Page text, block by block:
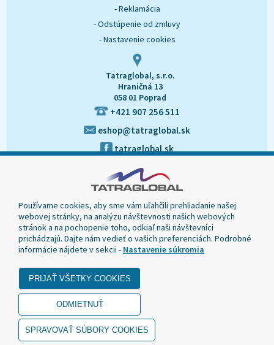
- Reklamácia
- Odstúpenie od zmluvy
- Nastavenie cookies
Tatraglobal, s.r.o.
Hraničná 13
058 01 Poprad
+421 907 256 511
eshop@tatraglobal.sk
tatraglobal.sk
© 2020 Tatraglobal, Všetky práva vyhradené.
Dizajn navrhol a naprogramoval Elall, spol. s r. o. -
Používame cookies, aby sme vám uľahčili prehliadanie našej
webovej stránky, na analýzu návštevnosti našich webových
stránok a na pochopenie toho, odkiaľ naši návštevníci
prichádzajú. Dajte nám vedieť o vašich preferenciách. Podrobné
informácie nájdete v sekcii - Nastavenie súkromia